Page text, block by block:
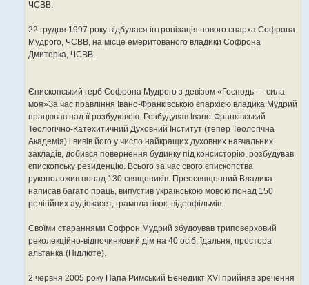
ЧСВВ.
22 грудня 1997 року відбулася інтронізація нового єпарха Софрона
Мудрого, ЧСВВ, на місце емеритованого владики Софрона
Дмитерка, ЧСВВ.
Єпископський герб Софрона Мудрого з девізом «Господь — сила
моя»За час правління Івано-Франківською єпархією владика Мудрий
працював над її розбудовою. Розбудував Івано-Франківський
Теологічно-Катехитичний Духовний Інститут (тепер Теологічна
Академія) і вивів його у число найкращих духовних навчальних
закладів, добився повернення будинку під консисторію, розбудував
єпископську резиденцію. Всього за час свого єпископства
рукоположив понад 130 священиків. Преосвященний Владика
написав багато праць, випустив українською мовою понад 150
релігійних аудіокасет, грамплатівок, відеофільмів.
Своїми стараннями Софрон Мудрий збудоував триповерховий
реколекційно-відпочинковий дім на 40 осіб, їдальня, простора
альтанка (Підлюте).
2 червня 2005 року Папа Римський Бенедикт XVI прийняв зречення